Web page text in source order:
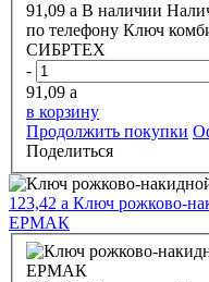
91,09 a В наличии
по телефону Ключ
СИБРТЕХ
-
91,09 a
в корзину
Продолжить покупки
Поделиться
123,42 a Ключ рожково-
ЕРМАК